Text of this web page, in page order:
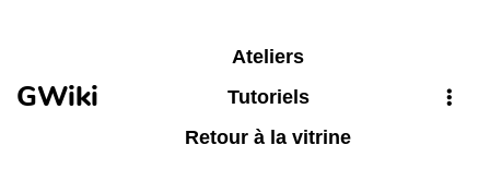
GWiki
Ateliers
Tutoriels
Retour à la vitrine